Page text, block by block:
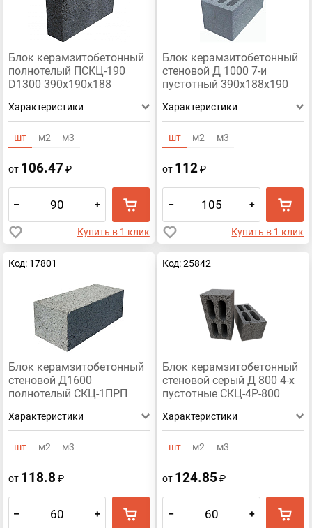
Блок керамзитобетонный
полнотелый ПСКЦ-190
D1300 390х190х188
Характеристики
шт м2 м3
от 106.47 ₽
– +
Купить в 1 клик
Блок керамзитобетонный
стеновой Д 1000 7-и
пустотный 390х188х190
Характеристики
шт м2 м3
от 112₽
– +
Купить в 1 клик
Код: 17801
Блок керамзитобетонный
стеновой Д1600
полнотелый СКЦ-1ПРП
Характеристики
шт м2 м3
от 118.8 ₽
– +
Код: 25842
Блок керамзитобетонный
стеновой серый Д 800 4-х
пустотные СКЦ-4Р-800
Характеристики
шт м2 м3
от 124.85 ₽
– +